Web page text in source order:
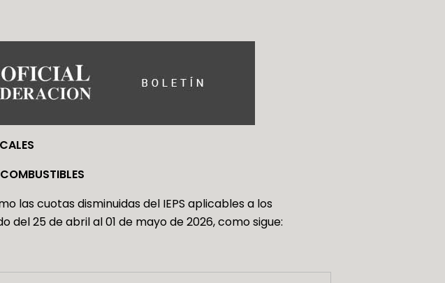
las cuotas disminuidas del IEPS aplicables a los
25 de abril al 01 de mayo de 2026, como sigue: